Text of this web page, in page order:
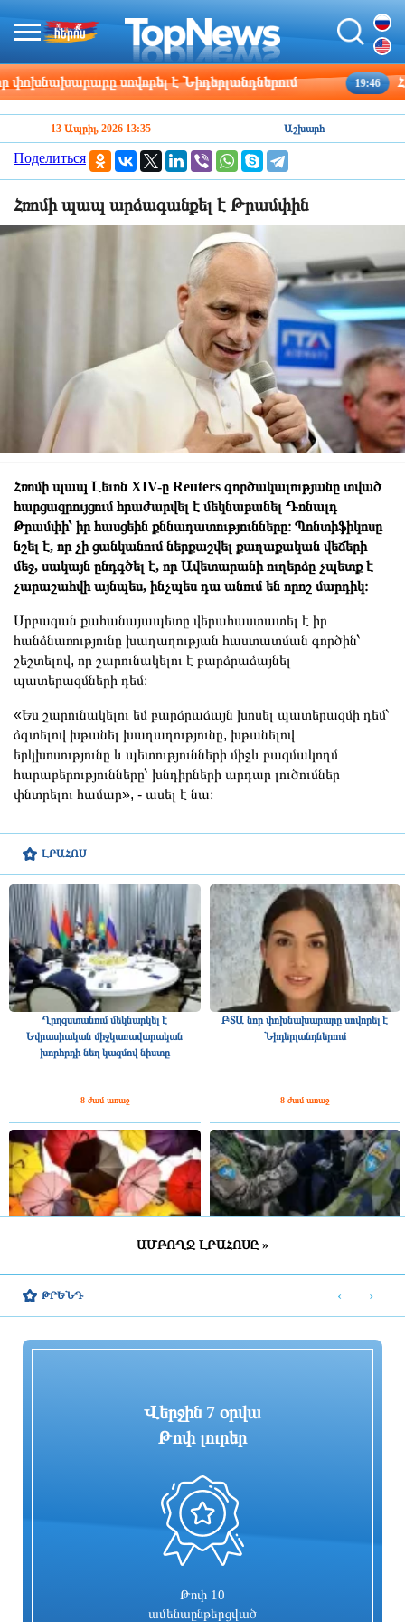
սովորել է Նիդերլանդներում 19:46 ՀՀ
ԼՐԱՀՈՍ
Ղրղզստանում մեկնարկել է
Եվրասիական միջկառավարական
խորհրդի նեղ կազմով նիստը
8 ժամ առաջ
ԲՏԱ նոր փոխնախարարը սովորել է
Նիդերլանդներում
8 ժամ առաջ
հնարավոր է կարկուտ
ամենամեծը մի քանի տասնամյակի
ընթացքում
«ՑԱՅԳ» հեռուստաընկերությունն
իրականացնում է «Շիրակցու խոսք»
Հիմնանորոգվում է Սևան-Մարտունի-
ավտոճանապարհի մի հատվածը
ԱՄԲՈՂՋ ԼՐԱՀՈՍԸ »
13 Ապրիլ, 2026 13:35 Աշխարհ
Поделиться
Հռոմի պապ արձագանքել է Թրամփին
Հռոմի պապ Լեւոն XIV-ը Reuters գործակալությանը տված
հարցազրույցում հրաժարվել է մեկնաբանել Դոնալդ
Թրամփի՝ իր հասցեին քննադատությունները։ Պոնտիֆիկոսը
նշել է, որ չի ցանկանում ներքաշվել քաղաքական վեճերի
մեջ, սակայն ընդգծել է, որ Ավետարանի ուղերձը չպետք է
չարաշահվի այնպես, ինչպես դա անում են որոշ մարդիկ։
Սրբազան քահանայապետը վերահաստատել է իր
հանձնառությունը խաղաղության հաստատման գործին՝
շեշտելով, որ շարունակելու է բարձրաձայնել
պատերազմների դեմ։
«Ես շարունակելու եմ բարձրաձայն խոսել պատերազմի դեմ՝
ձգտելով խթանել խաղաղությունը, խթանելով
երկխոսությունը և պետությունների միջև բազմակողմ
հարաբերությունները՝ խնդիրների արդար լուծումներ
փնտրելու համար», - ասել է նա։
ԹՐԵՆԴ
Վերջին 7 օրվա
Թոփ լուրեր
Թոփ 10
ամենաընթերցված
‹ ›